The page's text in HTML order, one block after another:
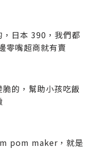
日本 390，我們都
零嘴超商就有賣
的，幫助小孩吃飯
pom maker，就是